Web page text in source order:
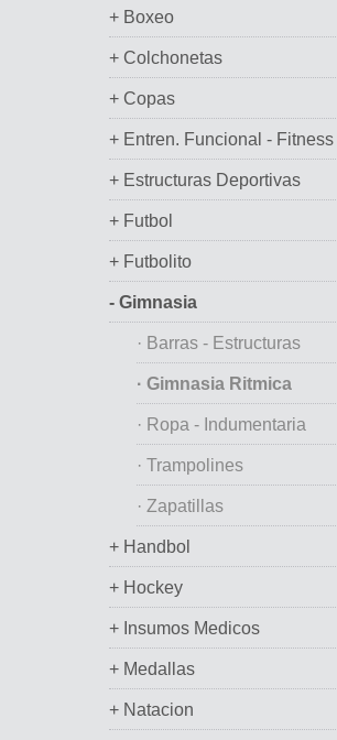
+ Boxeo
+ Colchonetas
+ Copas
+ Entren. Funcional - Fitness
+ Estructuras Deportivas
+ Futbol
+ Futbolito
- Gimnasia
· Barras - Estructuras
· Gimnasia Ritmica
· Ropa - Indumentaria
· Trampolines
· Zapatillas
+ Handbol
+ Hockey
+ Insumos Medicos
+ Medallas
+ Natacion